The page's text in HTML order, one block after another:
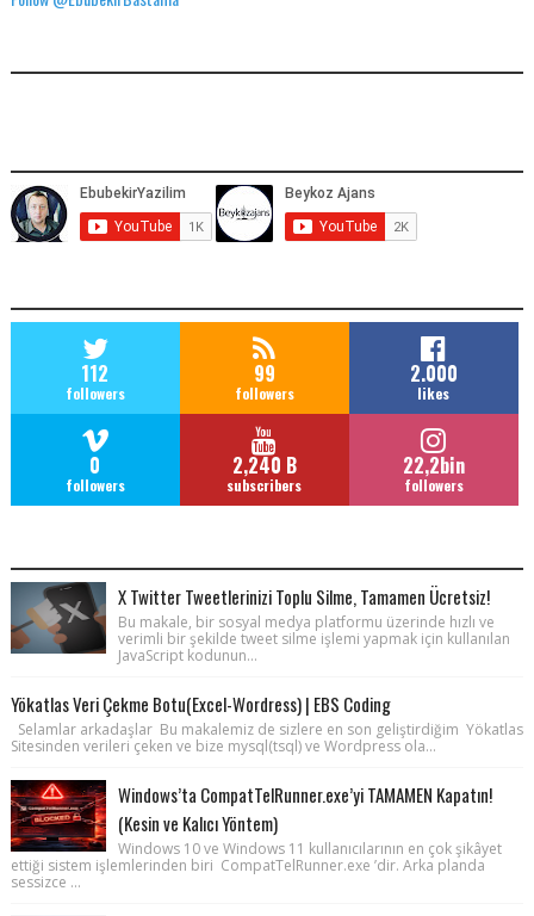
112
followers
99
followers
2.000
likes
0
followers
2,240 B
subscribers
22,2bin
followers
X Twitter Tweetlerinizi Toplu Silme, Tamamen Ücretsiz!
Bu makale, bir sosyal medya platformu üzerinde hızlı ve
verimli bir şekilde tweet silme işlemi yapmak için kullanılan
JavaScript kodunun...
Yökatlas Veri Çekme Botu(Excel-Wordress) | EBS Coding
Selamlar arkadaşlar Bu makalemiz de sizlere en son geliştirdiğim Yökatlas
Sitesinden verileri çeken ve bize mysql(tsql) ve Wordpress ola...
Windows’ta CompatTelRunner.exe’yi TAMAMEN Kapatın!
(Kesin ve Kalıcı Yöntem)
Windows 10 ve Windows 11 kullanıcılarının en çok şikâyet
ettiği sistem işlemlerinden biri CompatTelRunner.exe ’dir. Arka planda
sessizce ...